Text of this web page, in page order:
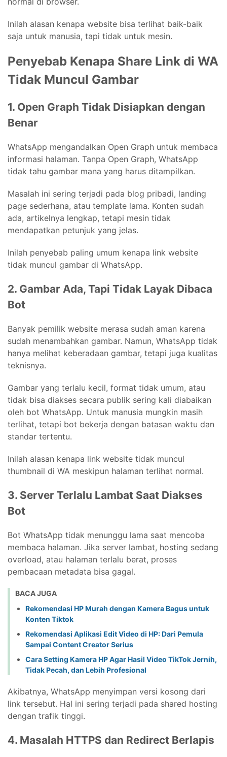
Inilah alasan kenapa website bisa terlihat baik-baik
saja untuk manusia, tapi tidak untuk mesin.
Penyebab Kenapa Share Link di WA
Tidak Muncul Gambar
1. Open Graph Tidak Disiapkan dengan
Benar
WhatsApp mengandalkan Open Graph untuk membaca
informasi halaman. Tanpa Open Graph, WhatsApp
tidak tahu gambar mana yang harus ditampilkan.
Masalah ini sering terjadi pada blog pribadi, landing
page sederhana, atau template lama. Konten sudah
ada, artikelnya lengkap, tetapi mesin tidak
mendapatkan petunjuk yang jelas.
Inilah penyebab paling umum kenapa link website
tidak muncul gambar di WhatsApp.
2. Gambar Ada, Tapi Tidak Layak Dibaca
Bot
Banyak pemilik website merasa sudah aman karena
sudah menambahkan gambar. Namun, WhatsApp tidak
hanya melihat keberadaan gambar, tetapi juga kualitas
teknisnya.
Gambar yang terlalu kecil, format tidak umum, atau
tidak bisa diakses secara publik sering kali diabaikan
oleh bot WhatsApp. Untuk manusia mungkin masih
terlihat, tetapi bot bekerja dengan batasan waktu dan
standar tertentu.
Inilah alasan kenapa link website tidak muncul
thumbnail di WA meskipun halaman terlihat normal.
3. Server Terlalu Lambat Saat Diakses
Bot
Bot WhatsApp tidak menunggu lama saat mencoba
membaca halaman. Jika server lambat, hosting sedang
overload, atau halaman terlalu berat, proses
pembacaan metadata bisa gagal.
BACA JUGA
Rekomendasi HP Murah dengan Kamera Bagus untuk
Konten Tiktok
Rekomendasi Aplikasi Edit Video di HP: Dari Pemula
Sampai Content Creator Serius
Cara Setting Kamera HP Agar Hasil Video TikTok Jernih,
Tidak Pecah, dan Lebih Profesional
Akibatnya, WhatsApp menyimpan versi kosong dari
link tersebut. Hal ini sering terjadi pada shared hosting
dengan trafik tinggi.
4. Masalah HTTPS dan Redirect Berlapis